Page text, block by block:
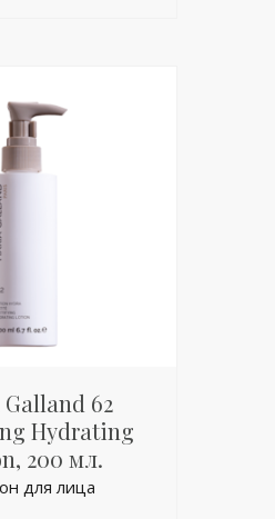
62
Hydrating
200 мл.
для лица